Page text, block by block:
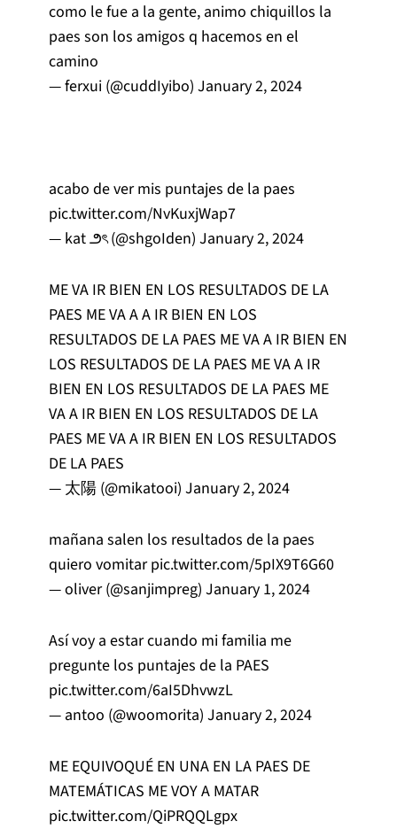
como le fue a la gente, animo chiquillos la
paes son los amigos q hacemos en el
camino
— ferxui (@cuddIyibo) January 2, 2024
acabo de ver mis puntajes de la paes
pic.twitter.com/NvKuxjWap7
— kat ౨ৎ (@shgoIden) January 2, 2024
ME VA IR BIEN EN LOS RESULTADOS DE LA
PAES ME VA A A IR BIEN EN LOS
RESULTADOS DE LA PAES ME VA A IR BIEN EN
LOS RESULTADOS DE LA PAES ME VA A IR
BIEN EN LOS RESULTADOS DE LA PAES ME
VA A IR BIEN EN LOS RESULTADOS DE LA
PAES ME VA A IR BIEN EN LOS RESULTADOS
DE LA PAES
— 太陽 (@mikatooi) January 2, 2024
mañana salen los resultados de la paes
quiero vomitarpic.twitter.com/5pIX9T6G60
— oliver (@sanjimpreg) January 1, 2024
Así voy a estar cuando mi familia me
pregunte los puntajes de la PAES
pic.twitter.com/6aI5DhvwzL
— antoo (@woomorita) January 2, 2024
ME EQUIVOQUÉ EN UNA EN LA PAES DE
MATEMÁTICAS ME VOY A MATAR
pic.twitter.com/QiPRQQLgpx